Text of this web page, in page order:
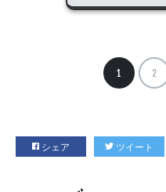
1 2
シェア ツイート